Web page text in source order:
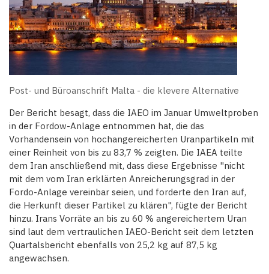
Post- und Büroanschrift Malta - die klevere Alternative
Der Bericht besagt, dass die IAEO im Januar Umweltproben
in der Fordow-Anlage entnommen hat, die das
Vorhandensein von hochangereicherten Uranpartikeln mit
einer Reinheit von bis zu 83,7 % zeigten. Die IAEA teilte
dem Iran anschließend mit, dass diese Ergebnisse "nicht
mit dem vom Iran erklärten Anreicherungsgrad in der
Fordo-Anlage vereinbar seien, und forderte den Iran auf,
die Herkunft dieser Partikel zu klären", fügte der Bericht
hinzu. Irans Vorräte an bis zu 60 % angereichertem Uran
sind laut dem vertraulichen IAEO-Bericht seit dem letzten
Quartalsbericht ebenfalls von 25,2 kg auf 87,5 kg
angewachsen.